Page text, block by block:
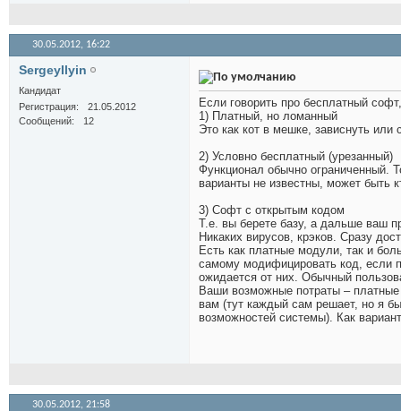
30.05.2012, 16:22
SergeyIlyin
Кандидат
Регистрация
21.05.2012
Сообщений
12
Если говорить про бесплатный
1) Платный, но ломанный
Это как кот в мешке, зависнуть
2) Условно бесплатный (урезанный)
Функционал обычно ограниченный.
варианты не известны, может быть
3) Софт с открытым кодом
Т.е. вы берете базу, а дальше ваш
Никаких вирусов, крэков. Сразу
Есть как платные модули, так и
самому модифицировать код, если
ожидается от них. Обычный
Ваши возможные потраты –
вам (тут каждый сам решает, но я
возможностей системы). Как
30.05.2012, 21:58